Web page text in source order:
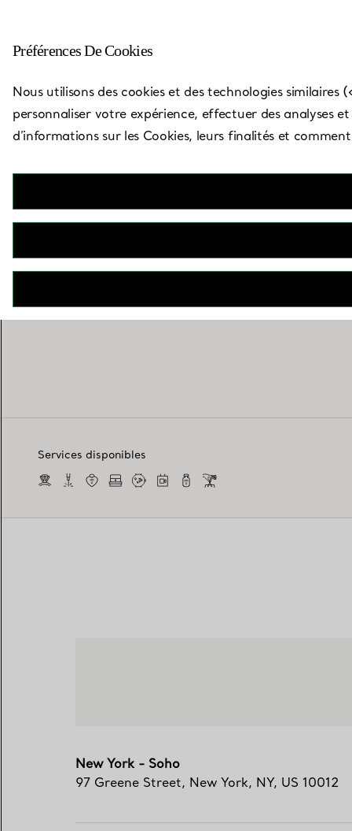
Carte des boutiques
Services disponibles
New York - Soho
97 Greene Street, New York, NY, US 10012
Préférences De Cookies
Nous utilisons des cookies et des technologies
personnaliser votre expérience, effectuer des analyses
d’informations sur les Cookies, leurs finalités et